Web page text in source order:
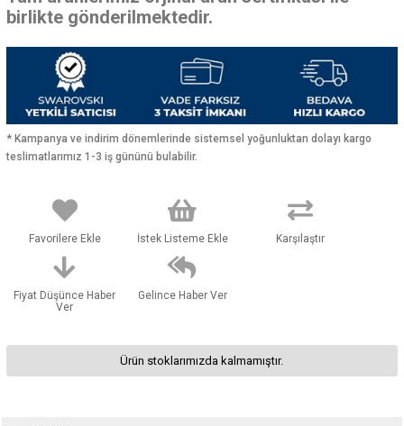
birlikte gönderilmektedir.
* Kampanya ve indirim dönemlerinde sistemsel yoğunluktan dolayı kargo
teslimatlarımız 1-3 iş gününü bulabilir.
Favorilere Ekle İstek Listeme Ekle Karşılaştır
Fiyat Düşünce Haber
Ver
Gelince Haber Ver
Ürün stoklarımızda kalmamıştır.